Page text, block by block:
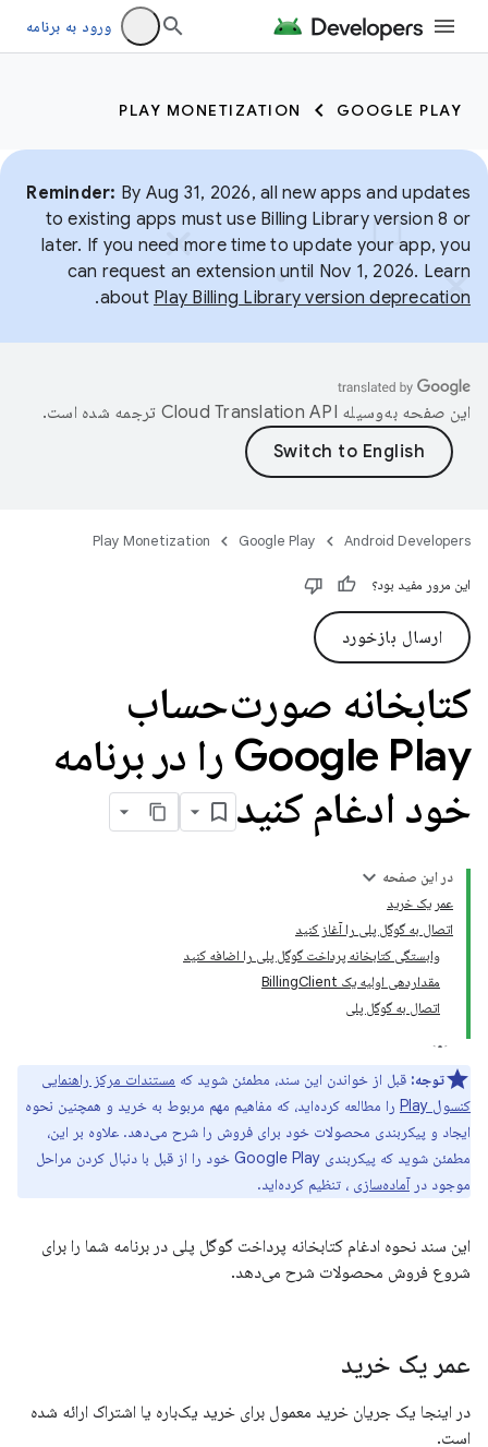
ورود به برنامه
GOOGLE PLAY
PLAY MONETIZATION
Reminder: By Aug 31, 2026, all new apps and updates
to existing apps must use Billing Library version 8 or
later. If you need more time to update your app, you
can request an extension until Nov 1, 2026. Learn
about Play Billing Library version deprecation
.
این صفحه به‌وسیله ترجمه شده است.
Android Developers
Google Play
Play Monetization
این مرور مفید بود؟
ارسال بازخورد
کتابخانه صورت‌حساب
Google Play را در برنامه
خود ادغام کنید
در این صفحه
عمر یک خرید
اتصال به گوگل پلی را آغاز کنید
وابستگی کتابخانه پرداخت گوگل پلی را اضافه کنید
مقداردهی اولیه یک BillingClient
اتصال به گوگل پلی
توجه: قبل از خواندن این سند، مطمئن شوید که مستندات مرکز راهنمایی
کنسول Play
را مطالعه کرده‌اید، که مفاهیم مهم مربوط به خرید و همچنین نحوه
ایجاد و پیکربندی محصولات خود برای فروش را شرح می‌دهد. علاوه بر این،
مطمئن شوید که پیکربندی Google Play خود را از قبل با دنبال کردن مراحل
موجود درآماده‌سازی ، تنظیم کرده‌اید.
این سند نحوه ادغام کتابخانه پرداخت گوگل پلی در برنامه شما را برای
شروع فروش محصولات شرح می‌دهد.
عمر یک خرید
در اینجا یک جریان خرید معمول برای خرید یک‌باره یا اشتراک ارائه شده
است.